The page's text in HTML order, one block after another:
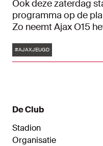
Ook deze zaterdag
programma op de
Zo neemt Ajax O15
Klassieker tegen
wedstrijden
Tags
#AJAXJEUGD
De Club
Stadion
Organisatie